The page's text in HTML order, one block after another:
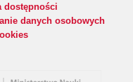
dostępności
danych osobowych